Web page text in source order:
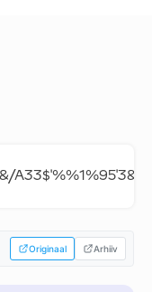
Originaal Arhiiv